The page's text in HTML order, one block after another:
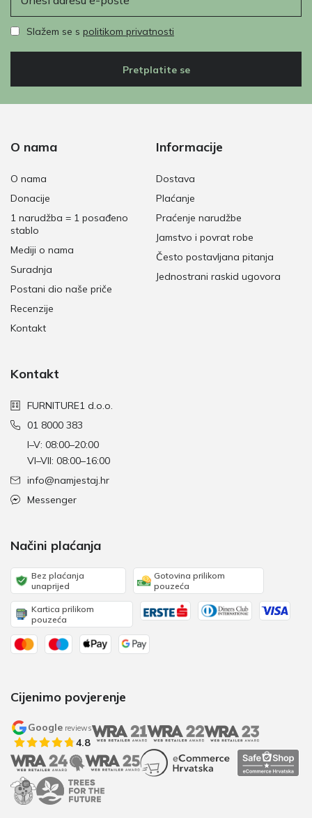
Slažem se s politikom privatnosti
Pretplatite se
O nama
O nama
Donacije
1 narudžba = 1 posađeno
stablo
Mediji o nama
Suradnja
Postani dio naše priče
Recenzije
Kontakt
Informacije
Dostava
Plaćanje
Praćenje narudžbe
Jamstvo i povrat robe
Često postavljana pitanja
Jednostrani raskid ugovora
Kontakt
FURNITURE1 d.o.o.
01 8000 383
I–V: 08:00–20:00
VI–VII: 08:00–16:00
info@namjestaj.hr
Messenger
Načini plaćanja
Bez plaćanja
unaprijed
Gotovina prilikom
pouzeća
Kartica prilikom
pouzeća
Cijenimo povjerenje
Google reviews
4.8